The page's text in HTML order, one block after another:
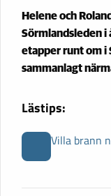
Helene och
Sörmlandsleden i
etapper runt om i
sammanlagt
Lästips:
Villa brann